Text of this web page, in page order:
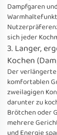
Dampfgaren
sich jeder
3. Langer,
Kochen
Der
komfortablen
zweilagigen
darunter zu
Brötchen oder
mehrere